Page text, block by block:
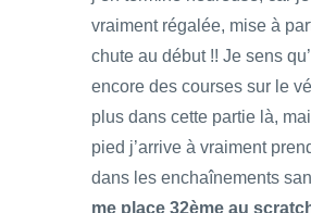
vraiment régalée, mise à
chute au début !! Je sens
encore des courses sur le
plus dans cette partie là,
pied j’arrive à vraiment
dans les enchaînements
me place 32ème au